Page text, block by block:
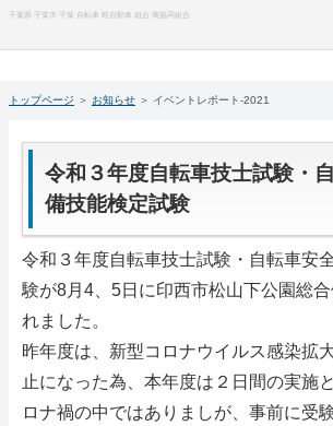
千葉県 千葉市 千葉 自転車 軽自動車 組合 商協同組合
加盟店一覧
防犯登録のQ&A
TSマーク付帯保険
自転車点検ガイド
トップページ ＞ お知らせ ＞ イベントレポート-2021
令和３年度自転車技士試験・
備技能検定試験
令和３年度自転車技士試験・自転車安
験が8月4、5日に印西市松山下公園総
れました。
昨年度は、新型コロナウイルス感染拡
止になった為、本年度は２日間の実施
ロナ禍の中ではありましが、事前に受